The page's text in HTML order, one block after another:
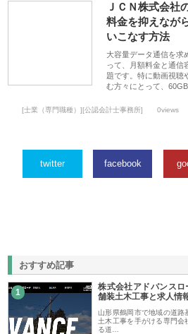
ＪＣＮ株式会社
料金を抑えなが
いこなす方法
大容量データ通信を求
って、月額料金と通信
題です。特に動画視聴
む方々にとって、
[士業（専門職種）][公認会計士事務所] 0views
twitter facebook
おすすめ記事
1
株式会社アドバンス
舗装土木工事と求人情
山形県鶴岡市で地域の道路
土木工事を手がける専門会
る道…